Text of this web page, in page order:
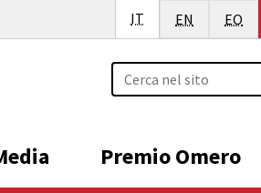
IT Italiano
EN English
EO
Premio Omero